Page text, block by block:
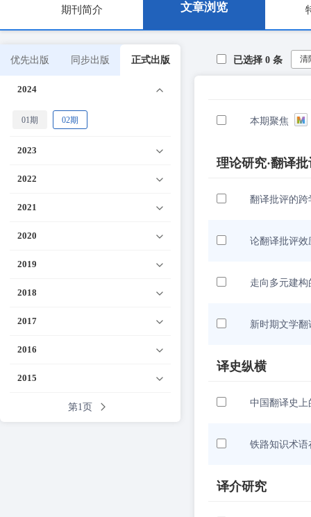
期刊简介 文章浏览
优先出版 同步出版 正式出版
2024
01期 02期
2023
2022
2021
2020
2019
2018
2017
2016
2015
第1页
已选择 0 条 清
本期聚焦
理论研究·翻译
翻译批评的
论翻译批评
走向多元建
新时期文学
译史纵横
中国翻译史
铁路知识术
译介研究